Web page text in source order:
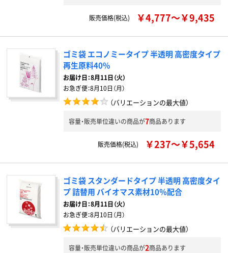
販売価格(税込) ￥4,777～￥9,435
ゴミ袋 エコノミータイプ 半透明 高密度タイプ
再生原料40%
お届け日：8月11日（火）
お急ぎ便：8月10日（月）
（バリエーションの最大値）
容量・販売単位違いの商品が7商品あります
販売価格(税込) ￥237～￥5,654
ゴミ袋 スタンダードタイプ 半透明 高密度タイ
プ 詰替用 バイオマス素材10％配合
お届け日：8月11日（火）
お急ぎ便：8月10日（月）
（バリエーションの最大値）
容量・販売単位違いの商品が2商品あります